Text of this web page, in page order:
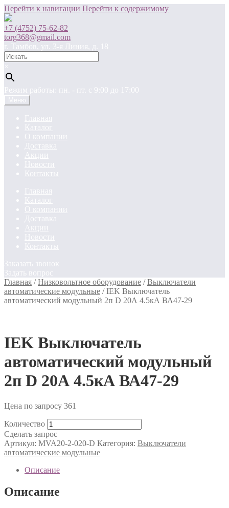
Перейти к навигации Перейти к содержимому
+7 (4752) 75-62-82
torg368@gmail.com
г. Тамбов, ул. 3-я Линия, д. 18
×
Режим работы: пн. - пт. c 9:00 до 17:00
Меню
Главная
Каталог
О компании
Доставка
Акции
Новости
Контакты
Главная
Каталог
О компании
Доставка
Акции
Новости
Контакты
Заказать звонок
Задать вопрос
Главная /Низковольтное оборудование /Выключатели
автоматические модульные /IEK Выключатель
автоматический модульный 2п D 20А 4.5кА ВА47-29
IEK Выключатель
автоматический модульный
2п D 20А 4.5кА ВА47-29
Цена по запросу 361
Количество
Сделать запрос
Артикул: MVA20-2-020-D Категория: Выключатели
автоматические модульные
Описание
Описание